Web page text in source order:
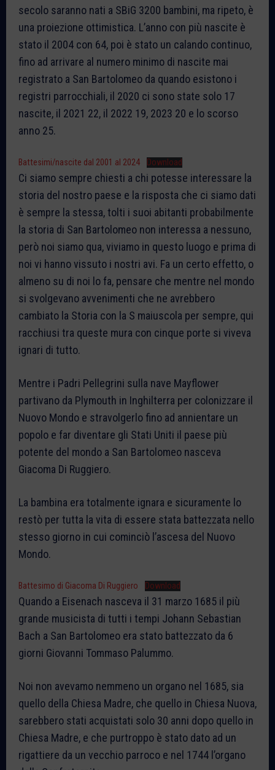
secolo saranno nati a SBiG 3200 bambini, ma ripeto, è
una proiezione ottimistica. L’anno con più nascite è
stato il 2004 con 64, poi è stato un calando continuo,
fino ad arrivare al numero minimo di nascite mai
registrato a San Bartolomeo da quando esistono i
registri parrocchiali, il 2020 ci sono state solo 17
nascite, il 2021 22, il 2022 19, 2023 20 e lo scorso
anno 25.
Battesimi/nascite dal 2001 al 2024 Download
Ci siamo sempre chiesti a chi potesse interessare la
storia del nostro paese e la risposta che ci siamo dati
è sempre la stessa, tolti i suoi abitanti probabilmente
la storia di San Bartolomeo non interessa a nessuno,
però noi siamo qua, viviamo in questo luogo e prima di
noi vi hanno vissuto i nostri avi. Fa un certo effetto, o
almeno su di noi lo fa, pensare che mentre nel mondo
si svolgevano avvenimenti che ne avrebbero
cambiato la Storia con la S maiuscola per sempre, qui
racchiusi tra queste mura con cinque porte si viveva
ignari di tutto.
Mentre i Padri Pellegrini sulla nave Mayflower
partivano da Plymouth in Inghilterra per colonizzare il
Nuovo Mondo e stravolgerlo fino ad annientare un
popolo e far diventare gli Stati Uniti il paese più
potente del mondo a San Bartolomeo nasceva
Giacoma Di Ruggiero.
La bambina era totalmente ignara e sicuramente lo
restò per tutta la vita di essere stata battezzata nello
stesso giorno in cui cominciò l’ascesa del Nuovo
Mondo.
Battesimo di Giacoma Di Ruggiero Download
Quando a Eisenach nasceva il 31 marzo 1685 il più
grande musicista di tutti i tempi Johann Sebastian
Bach a San Bartolomeo era stato battezzato da 6
giorni Giovanni Tommaso Palummo.
Noi non avevamo nemmeno un organo nel 1685, sia
quello della Chiesa Madre, che quello in Chiesa Nuova,
sarebbero stati acquistati solo 30 anni dopo quello in
Chiesa Madre, e che purtroppo è stato dato ad un
rigattiere da un vecchio parroco e nel 1744 l’organo